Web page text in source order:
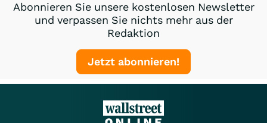
Abonnieren Sie unsere kostenlosen Newsletter
und verpassen Sie nichts mehr aus der
Redaktion
Jetzt abonnieren!